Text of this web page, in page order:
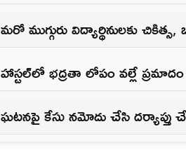
మరో ముగ్గురు విద్యార్థినులకు
హాస్టల్‌లో భద్రతా లోపం వల్లే ప్రమాదం
ఘటనపై కేసు నమోదు చేసి దర్యాప్తు